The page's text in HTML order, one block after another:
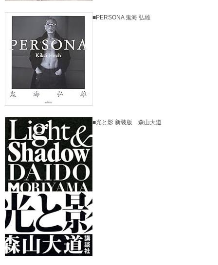
■PERSONA 鬼海 弘雄
■光と影 新装版 森山大道